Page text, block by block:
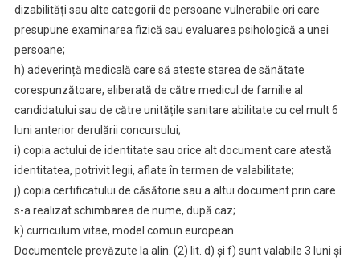
dizabilități sau alte categorii de persoane vulnerabile ori care
presupune examinarea fizică sau evaluarea psihologică a unei
persoane;
h) adeverință medicală care să ateste starea de sănătate
corespunzătoare, eliberată de către medicul de familie al
candidatului sau de către unitățile sanitare abilitate cu cel mult 6
luni anterior derulării concursului;
i) copia actului de identitate sau orice alt document care atestă
identitatea, potrivit legii, aflate în termen de valabilitate;
j) copia certificatului de căsătorie sau a altui document prin care
s-a realizat schimbarea de nume, după caz;
k) curriculum vitae, model comun european.
Documentele prevăzute la alin. (2) lit. d) și f) sunt valabile 3 luni și